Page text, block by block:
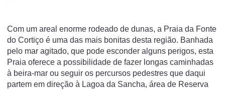
Com um areal enorme rodeado de dunas, a Praia da Fonte
do Cortiço é uma das mais bonitas desta região. Banhada
pelo mar agitado, que pode esconder alguns perigos, esta
Praia oferece a possibilidade de fazer longas caminhadas
à beira-mar ou seguir os percursos pedestres que daqui
partem em direção à Lagoa da Sancha, área de Reserva